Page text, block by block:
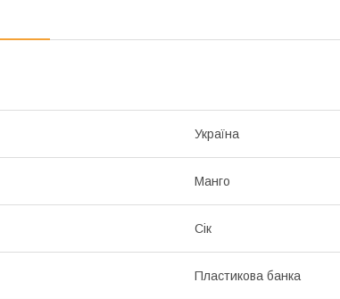
Україна
Манго
Сік
Пластикова банка